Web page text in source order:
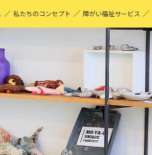
／ 私たちのコンセプト ／ 障がい福祉サービス ／